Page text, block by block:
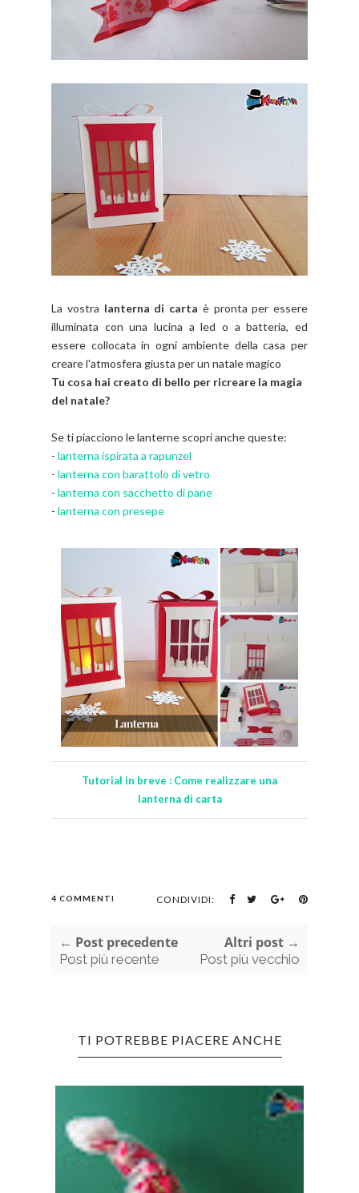
La vostra lanterna di carta è pronta per essere
illuminata con una lucina a led o a batteria, ed
essere collocata in ogni ambiente della casa per
creare l'atmosfera giusta per un natale magico
Tu cosa hai creato di bello per ricreare la magia
del natale?
Se ti piacciono le lanterne scopri anche queste:
- lanterna ispirata a rapunzel
- lanterna con barattolo di vetro
- lanterna con sacchetto di pane
- lanterna con presepe
Tutorial in breve : Come realizzare una
lanterna di carta
4 COMMENTI CONDIVIDI:
← Post precedente
Post più recente
Altri post →
Post più vecchio
TI POTREBBE PIACERE ANCHE